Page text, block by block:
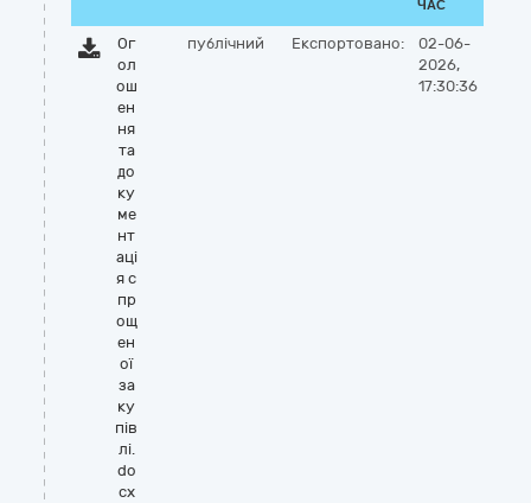
ЧАС
Ог
ол
ош
ен
ня
та
до
ку
ме
нт
аці
я с
пр
ощ
ен
ої
за
ку
пів
лі.
do
cx
публічний Експортовано:
02-06-
2026,
17:30:36